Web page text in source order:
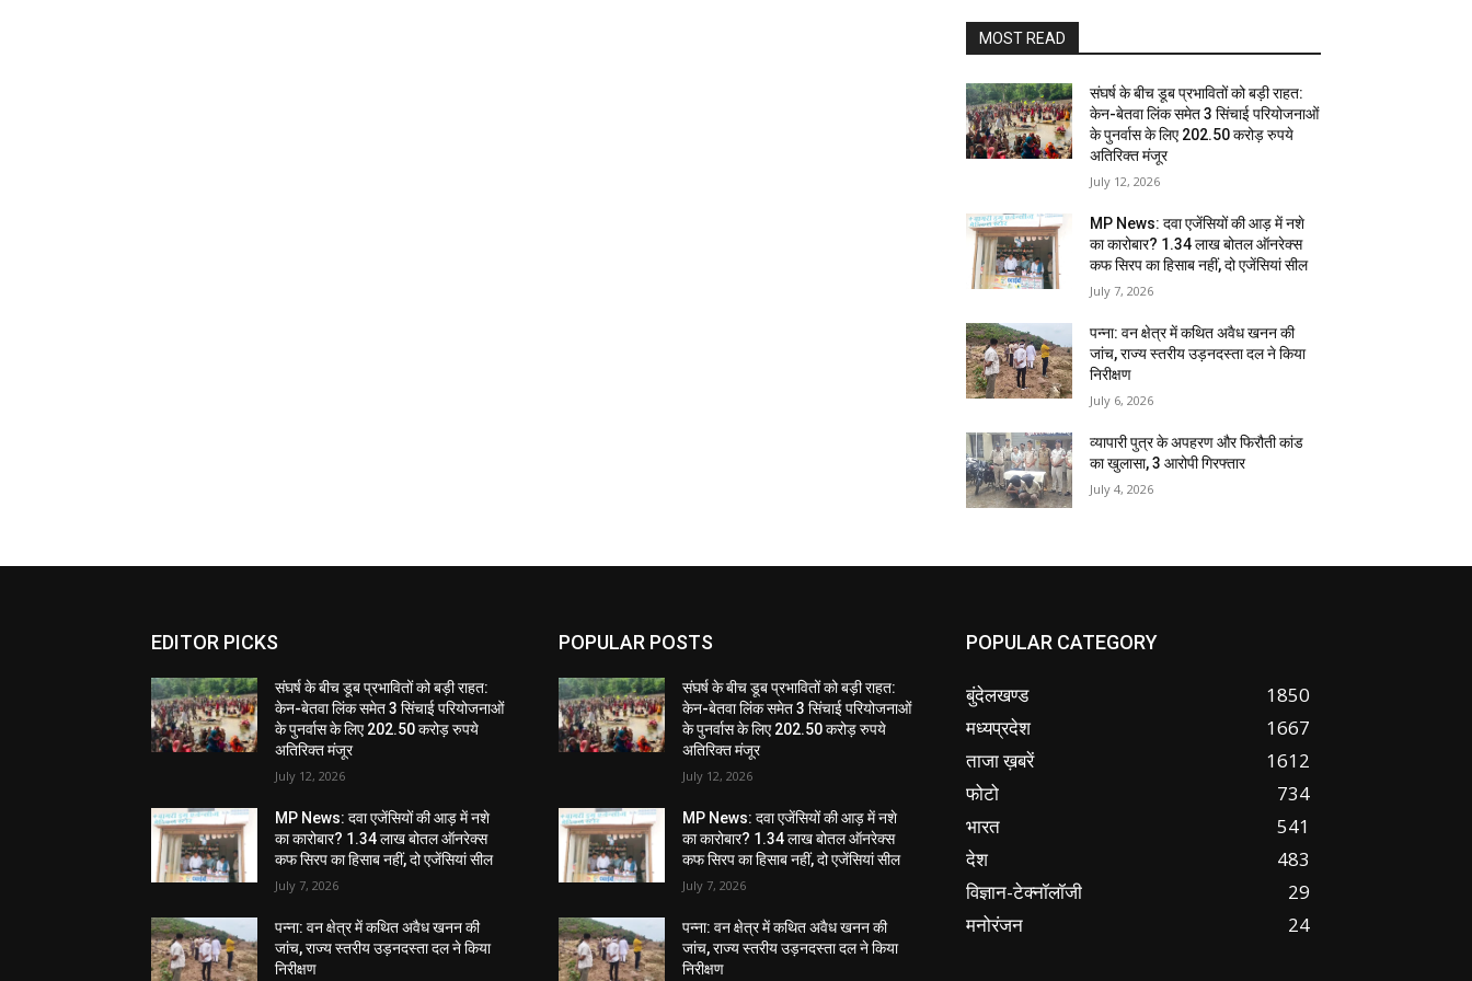
MOST READ
संघर्ष के बीच डूब प्रभावितों को बड़ी राहत:
केन-बेतवा लिंक समेत 3 सिंचाई परियोजनाओं
के पुनर्वास के लिए 202.50 करोड़ रुपये
अतिरिक्त मंजूर
July 12, 2026
MP News: दवा एजेंसियों की आड़ में नशे
का कारोबार? 1.34 लाख बोतल ऑनरेक्स
कफ सिरप का हिसाब नहीं, दो एजेंसियां सील
July 7, 2026
पन्ना: वन क्षेत्र में कथित अवैध खनन की
जांच, राज्य स्तरीय उड़नदस्ता दल ने किया
निरीक्षण
July 6, 2026
व्यापारी पुत्र के अपहरण और फिरौती कांड
का खुलासा, 3 आरोपी गिरफ्तार
July 4, 2026
EDITOR PICKS
संघर्ष के बीच डूब प्रभावितों को बड़ी राहत:
केन-बेतवा लिंक समेत 3 सिंचाई परियोजनाओं
के पुनर्वास के लिए 202.50 करोड़ रुपये
अतिरिक्त मंजूर
July 12, 2026
MP News: दवा एजेंसियों की आड़ में नशे
का कारोबार? 1.34 लाख बोतल ऑनरेक्स
कफ सिरप का हिसाब नहीं, दो एजेंसियां सील
July 7, 2026
पन्ना: वन क्षेत्र में कथित अवैध खनन की
जांच, राज्य स्तरीय उड़नदस्ता दल ने किया
निरीक्षण
POPULAR POSTS
संघर्ष के बीच डूब प्रभावितों को बड़ी राहत:
केन-बेतवा लिंक समेत 3 सिंचाई परियोजनाओं
के पुनर्वास के लिए 202.50 करोड़ रुपये
अतिरिक्त मंजूर
July 12, 2026
MP News: दवा एजेंसियों की आड़ में नशे
का कारोबार? 1.34 लाख बोतल ऑनरेक्स
कफ सिरप का हिसाब नहीं, दो एजेंसियां सील
July 7, 2026
पन्ना: वन क्षेत्र में कथित अवैध खनन की
जांच, राज्य स्तरीय उड़नदस्ता दल ने किया
निरीक्षण
POPULAR CATEGORY
बुंदेलखण्ड
1850
मध्यप्रदेश
1667
ताजा ख़बरें
1612
फोटो
734
भारत
541
देश
483
विज्ञान-टेक्नॉलॉजी
29
मनोरंजन
24